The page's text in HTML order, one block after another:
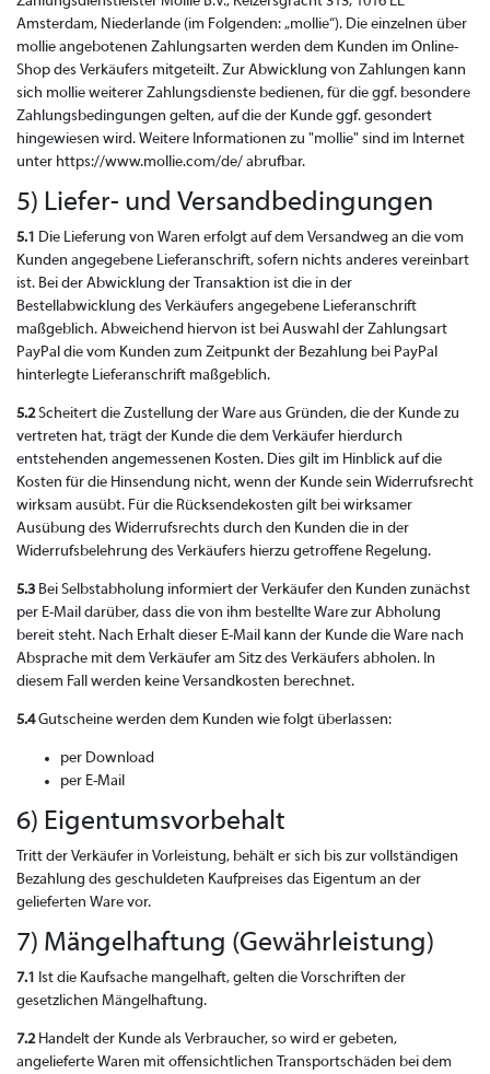
Amsterdam, Niederlande (im Folgenden: „mollie“). Die einzelnen über
mollie angebotenen Zahlungsarten werden dem Kunden im Online-
Shop des Verkäufers mitgeteilt. Zur Abwicklung von Zahlungen kann
sich mollie weiterer Zahlungsdienste bedienen, für die ggf. besondere
Zahlungsbedingungen gelten, auf die der Kunde ggf. gesondert
hingewiesen wird. Weitere Informationen zu "mollie" sind im Internet
unter https://www.mollie.com/de/ abrufbar.
5) Liefer- und Versandbedingungen
5.1 Die Lieferung von Waren erfolgt auf dem Versandweg an die vom
Kunden angegebene Lieferanschrift, sofern nichts anderes vereinbart
ist. Bei der Abwicklung der Transaktion ist die in der
Bestellabwicklung des Verkäufers angegebene Lieferanschrift
maßgeblich. Abweichend hiervon ist bei Auswahl der Zahlungsart
PayPal die vom Kunden zum Zeitpunkt der Bezahlung bei PayPal
hinterlegte Lieferanschrift maßgeblich.
5.2Scheitert die Zustellung der Ware aus Gründen, die der Kunde zu
vertreten hat, trägt der Kunde die dem Verkäufer hierdurch
entstehenden angemessenen Kosten. Dies gilt im Hinblick auf die
Kosten für die Hinsendung nicht, wenn der Kunde sein Widerrufsrecht
wirksam ausübt. Für die Rücksendekosten gilt bei wirksamer
Ausübung des Widerrufsrechts durch den Kunden die in der
Widerrufsbelehrung des Verkäufers hierzu getroffene Regelung.
5.3 Bei Selbstabholung informiert der Verkäufer den Kunden zunächst
per E-Mail darüber, dass die von ihm bestellte Ware zur Abholung
bereit steht. Nach Erhalt dieser E-Mail kann der Kunde die Ware nach
Absprache mit dem Verkäufer am Sitz des Verkäufers abholen. In
diesem Fall werden keine Versandkosten berechnet.
5.4Gutscheine werden dem Kunden wie folgt überlassen:
per Download
per E-Mail
6) Eigentumsvorbehalt
Tritt der Verkäufer in Vorleistung, behält er sich bis zur vollständigen
Bezahlung des geschuldeten Kaufpreises das Eigentum an der
gelieferten Ware vor.
7) Mängelhaftung (Gewährleistung)
7.1 Ist die Kaufsache mangelhaft, gelten die Vorschriften der
gesetzlichen Mängelhaftung.
7.2Handelt der Kunde als Verbraucher, so wird er gebeten,
angelieferte Waren mit offensichtlichen Transportschäden bei dem